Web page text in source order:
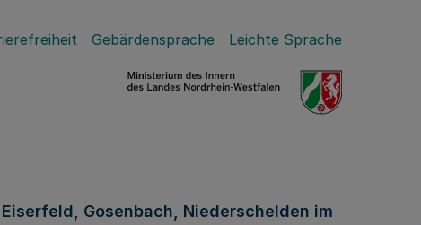
Gebärdensprache Leichte Sprache
Gosenbach, Niederschelden im